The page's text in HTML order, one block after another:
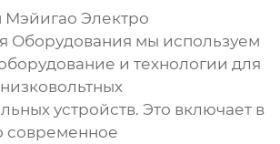
Электро
Оборудования мы используем
и технологии для
низковольтных
устройств. Это включает в
современное